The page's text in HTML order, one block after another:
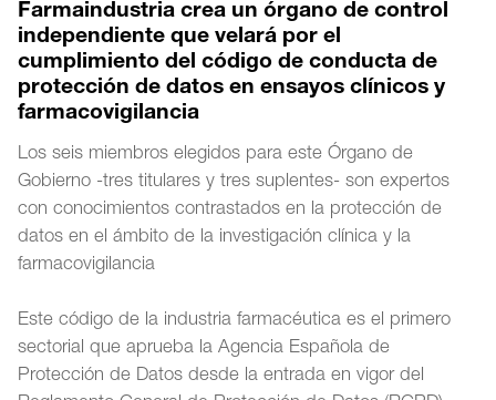
Farmaindustria crea un órgano de control
independiente que velará por el
cumplimiento del código de conducta de
protección de datos en ensayos clínicos y
farmacovigilancia
Los seis miembros elegidos para este Órgano de
Gobierno -tres titulares y tres suplentes- son expertos
con conocimientos contrastados en la protección de
datos en el ámbito de la investigación clínica y la
farmacovigilancia
Este código de la industria farmacéutica es el primero
sectorial que aprueba la Agencia Española de
Protección de Datos desde la entrada en vigor del